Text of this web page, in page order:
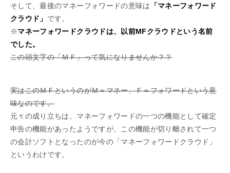
そして、最後のマネーフォワードの意味は
「マネーフォワード
クラウド」 です。
※マネーフォワードクラウドは、以前MFクラウドという名前
でした。
この頭文字の「ＭＦ」って気になりませんか？？
実はこのＭＦというのがＭ＝マネー、Ｆ＝フォワードという意
味なのです。
元々の成り立ちは、マネーフォワードの一つの機能として確定
申告の機能があったようですが、この機能が切り離されて一つ
の会計ソフトとなったのが今の「マネーフォワードクラウド」
というわけです。